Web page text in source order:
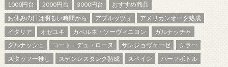
1000円台 2000円台 3000円台
おすすめ商品
お休みの日は明るい時間から
アブルッツォ
アメリカンオーク熟成
イタリア
オゼユキ カベルネ・ソーヴィニヨン
ガルナッチャ
グルナッシュ
コート・デュ・ローヌ サンジョヴェーゼ
シラー
スタッフ一推し
ステンレスタンク熟成 スペイン
ハーフボトル